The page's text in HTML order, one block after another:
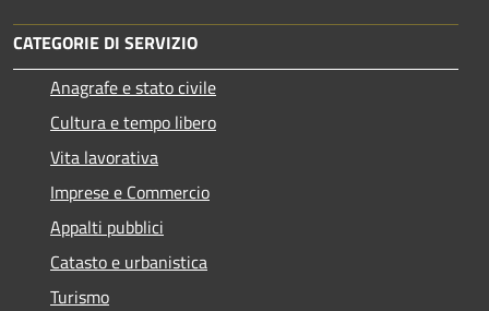
CATEGORIE DI SERVIZIO
Anagrafe e stato civile
Cultura e tempo libero
Vita lavorativa
Imprese e Commercio
Appalti pubblici
Catasto e urbanistica
Turismo